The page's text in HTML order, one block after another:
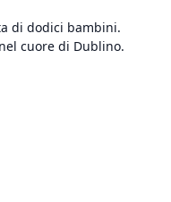
di dodici bambini.
cuore di Dublino.